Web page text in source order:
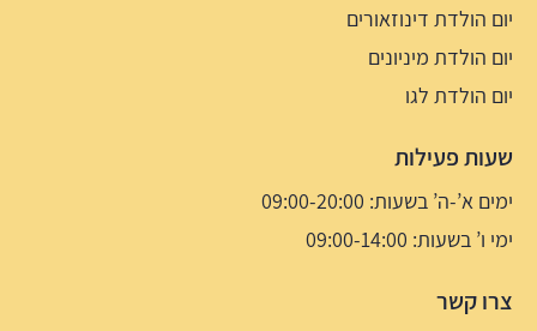
יום הולדת דינוזאורים
יום הולדת מיניונים
יום הולדת לגו
שעות פעילות
ימים א’-ה’ בשעות: 09:00-20:00
ימי ו’ בשעות: 09:00-14:00
צרו קשר